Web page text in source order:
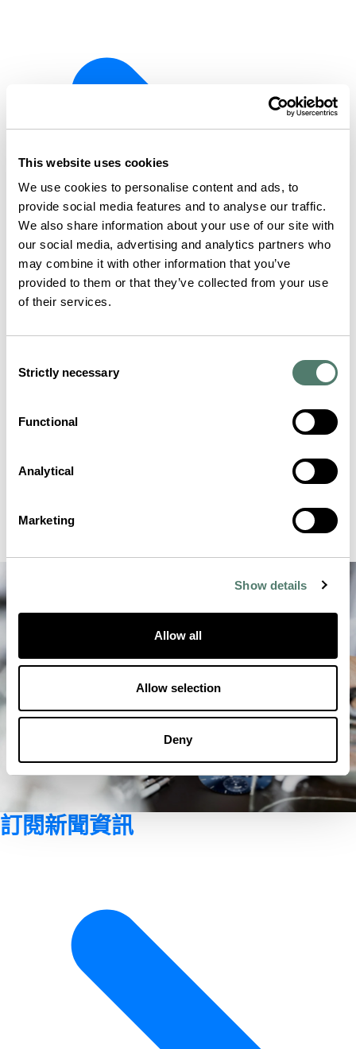
This website uses cookies
We use cookies to personalise content and ads, to
provide social media features and to analyse our traffic.
We also share information about your use of our site with
our social media, advertising and analytics partners who
may combine it with other information that you’ve
provided to them or that they’ve collected from your use
of their services.
Selection
Strictly necessary
Functional
Analytical
Marketing
Show details
Allow all
Allow selection
Deny
訂閱新聞資訊